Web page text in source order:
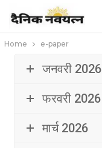
Home e-paper
जनवरी 2026
फरवरी 2026
मार्च 2026